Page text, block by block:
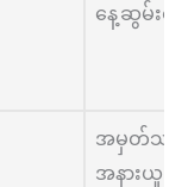
နေ့ဆွမ်းစာ
အမှတ်သတိ
အနားယူ